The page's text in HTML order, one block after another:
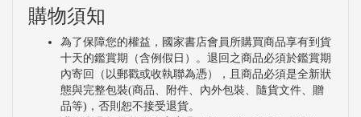
購物須知
為了保障您的權益，國家書店會員所購買商品享有到貨
十天的鑑賞期（含例假日）。退回之商品必須於鑑賞期
內寄回（以郵戳或收執聯為憑），且商品必須是全新狀
態與完整包裝(商品、附件、內外包裝、隨貨文件、贈
品等)，否則恕不接受退貨。